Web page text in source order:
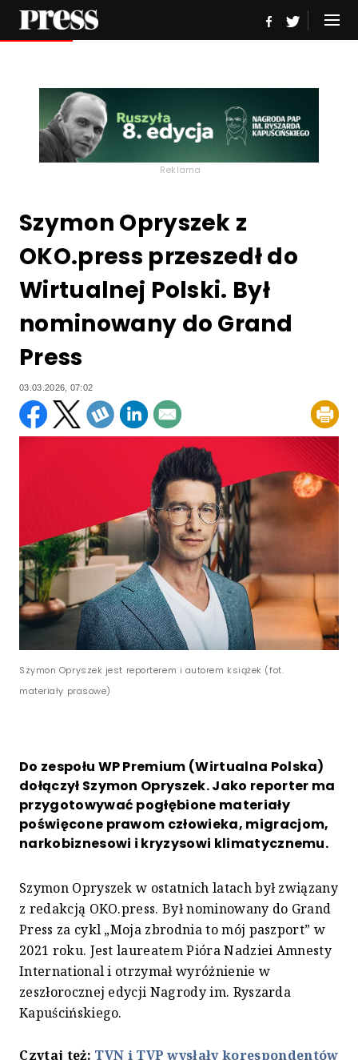
Reklama
Szymon Opryszek z
OKO.press przeszedł do
Wirtualnej Polski. Był
nominowany do Grand
Press
03.03.2026, 07:02
Szymon Opryszek jest reporterem i autorem książek (fot.
materiały prasowe)
Do zespołu WP Premium (Wirtualna Polska)
dołączył Szymon Opryszek. Jako reporter ma
przygotowywać pogłębione materiały
poświęcone prawom człowieka, migracjom,
narkobiznesowi i kryzysowi klimatycznemu.
Szymon Opryszek w ostatnich latach był związany
z redakcją OKO.press. Był nominowany do Grand
Press za cykl „Moja zbrodnia to mój paszport” w
2021 roku. Jest laureatem Pióra Nadziei Amnesty
International i otrzymał wyróżnienie w
zeszłorocznej edycji Nagrody im. Ryszarda
Kapuścińskiego.
Czytaj też: TVN i TVP wysłały korespondentów